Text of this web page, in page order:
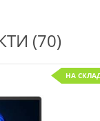
(70)
НА